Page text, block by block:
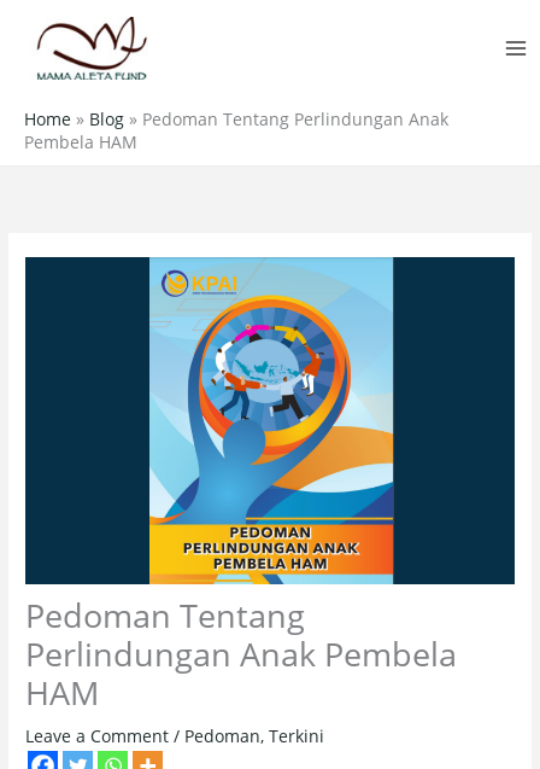
content
Home » Blog » Pedoman Tentang Perlindungan Anak
Pembela HAM
Pedoman Tentang
Perlindungan Anak Pembela
HAM
Leave a Comment / Pedoman,Terkini